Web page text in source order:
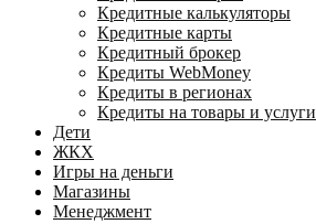
Кредитные калькуляторы
Кредитные карты
Кредитный брокер
Кредиты WebMoney
Кредиты в регионах
Кредиты на товары и услуги
Дети
ЖКХ
Игры на деньги
Магазины
Менеджмент